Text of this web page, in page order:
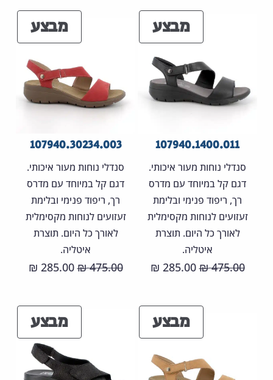
היה:
675.00 ₪.
הוא:
550.00 ₪.
₪.
מבצעמוצרים
במבצע
107940.1400.011
סנדלי נוחות מעור איכותי.
דגם קל במיוחד עם מדרס
רך, ריפוד פנימי ובלימת
זעזועים לנוחות מקסימלית
לאורך כל היום. תוצרת
איטליה.
475.00
₪ המחיר
היה:
475.00 ₪.
285.00
₪
המחיר
הוא:
מבצע
107940.30234.003
סנדלי נוחות מעור איכותי.
דגם קל במיוחד עם מדרס
רך, ריפוד פנימי ובלימת
זעזועים לנוחות מקסימלית
לאורך כל היום. תוצרת
איטליה.
475.00
₪ המחיר
היה:
475.00 ₪.
285.00
₪
הוא:
מבצעמוצרים
במבצע
מבצע